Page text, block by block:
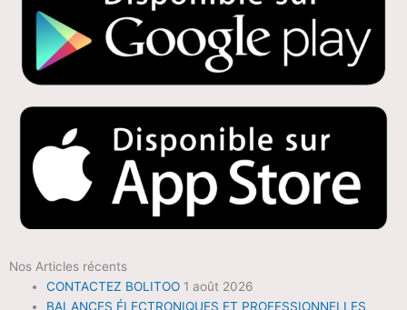
Nos Articles récents
CONTACTEZ BOLITOO 1 août 2026
BALANCES ÉLECTRONIQUES ET PROFESSIONNELLES